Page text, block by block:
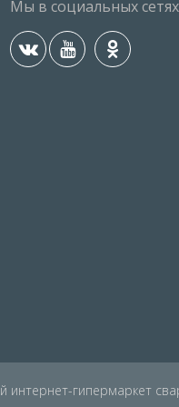
Мы в социальных сетях
гипермаркет